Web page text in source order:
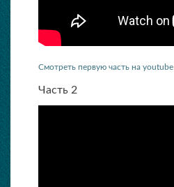
Смотреть первую часть на youtube
Часть 2